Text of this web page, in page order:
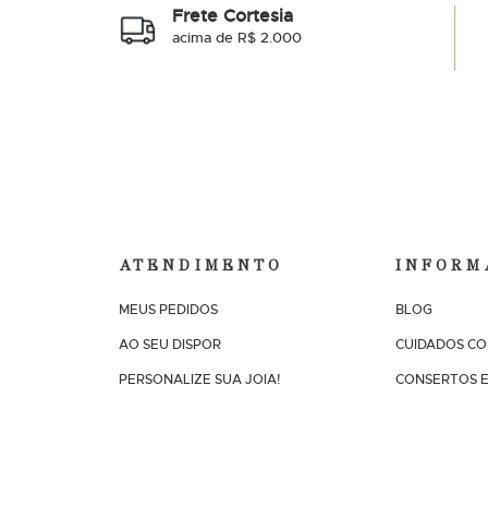
Frete Cortesia
acima de R$ 2.000
ATENDIMENTO
MEUS PEDIDOS
AO SEU DISPOR
PERSONALIZE SUA JOIA!
BLOG
CUIDADOS
CONSERTOS